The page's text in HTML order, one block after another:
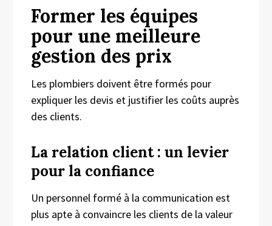
Former les équipes
pour une meilleure
gestion des prix
Les plombiers doivent être formés pour
expliquer les devis et justifier les coûts auprès
des clients.
La relation client : un levier
pour la confiance
Un personnel formé à la communication est
plus apte à convaincre les clients de la valeur